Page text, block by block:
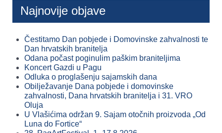
Najnovije objave
Čestitamo Dan pobjede i Domovinske zahvalnosti te
Dan hrvatskih branitelja
Odana počast poginulim paškim braniteljima
Koncert Gazdi u Pagu
Odluka o proglašenju sajamskih dana
Obilježavanje Dana pobjede i domovinske
zahvalnosti, Dana hrvatskih branitelja i 31. VRO
Oluja
U Vlašićima održan 9. Sajam otočnih proizvoda „Od
Luna do Fortice“